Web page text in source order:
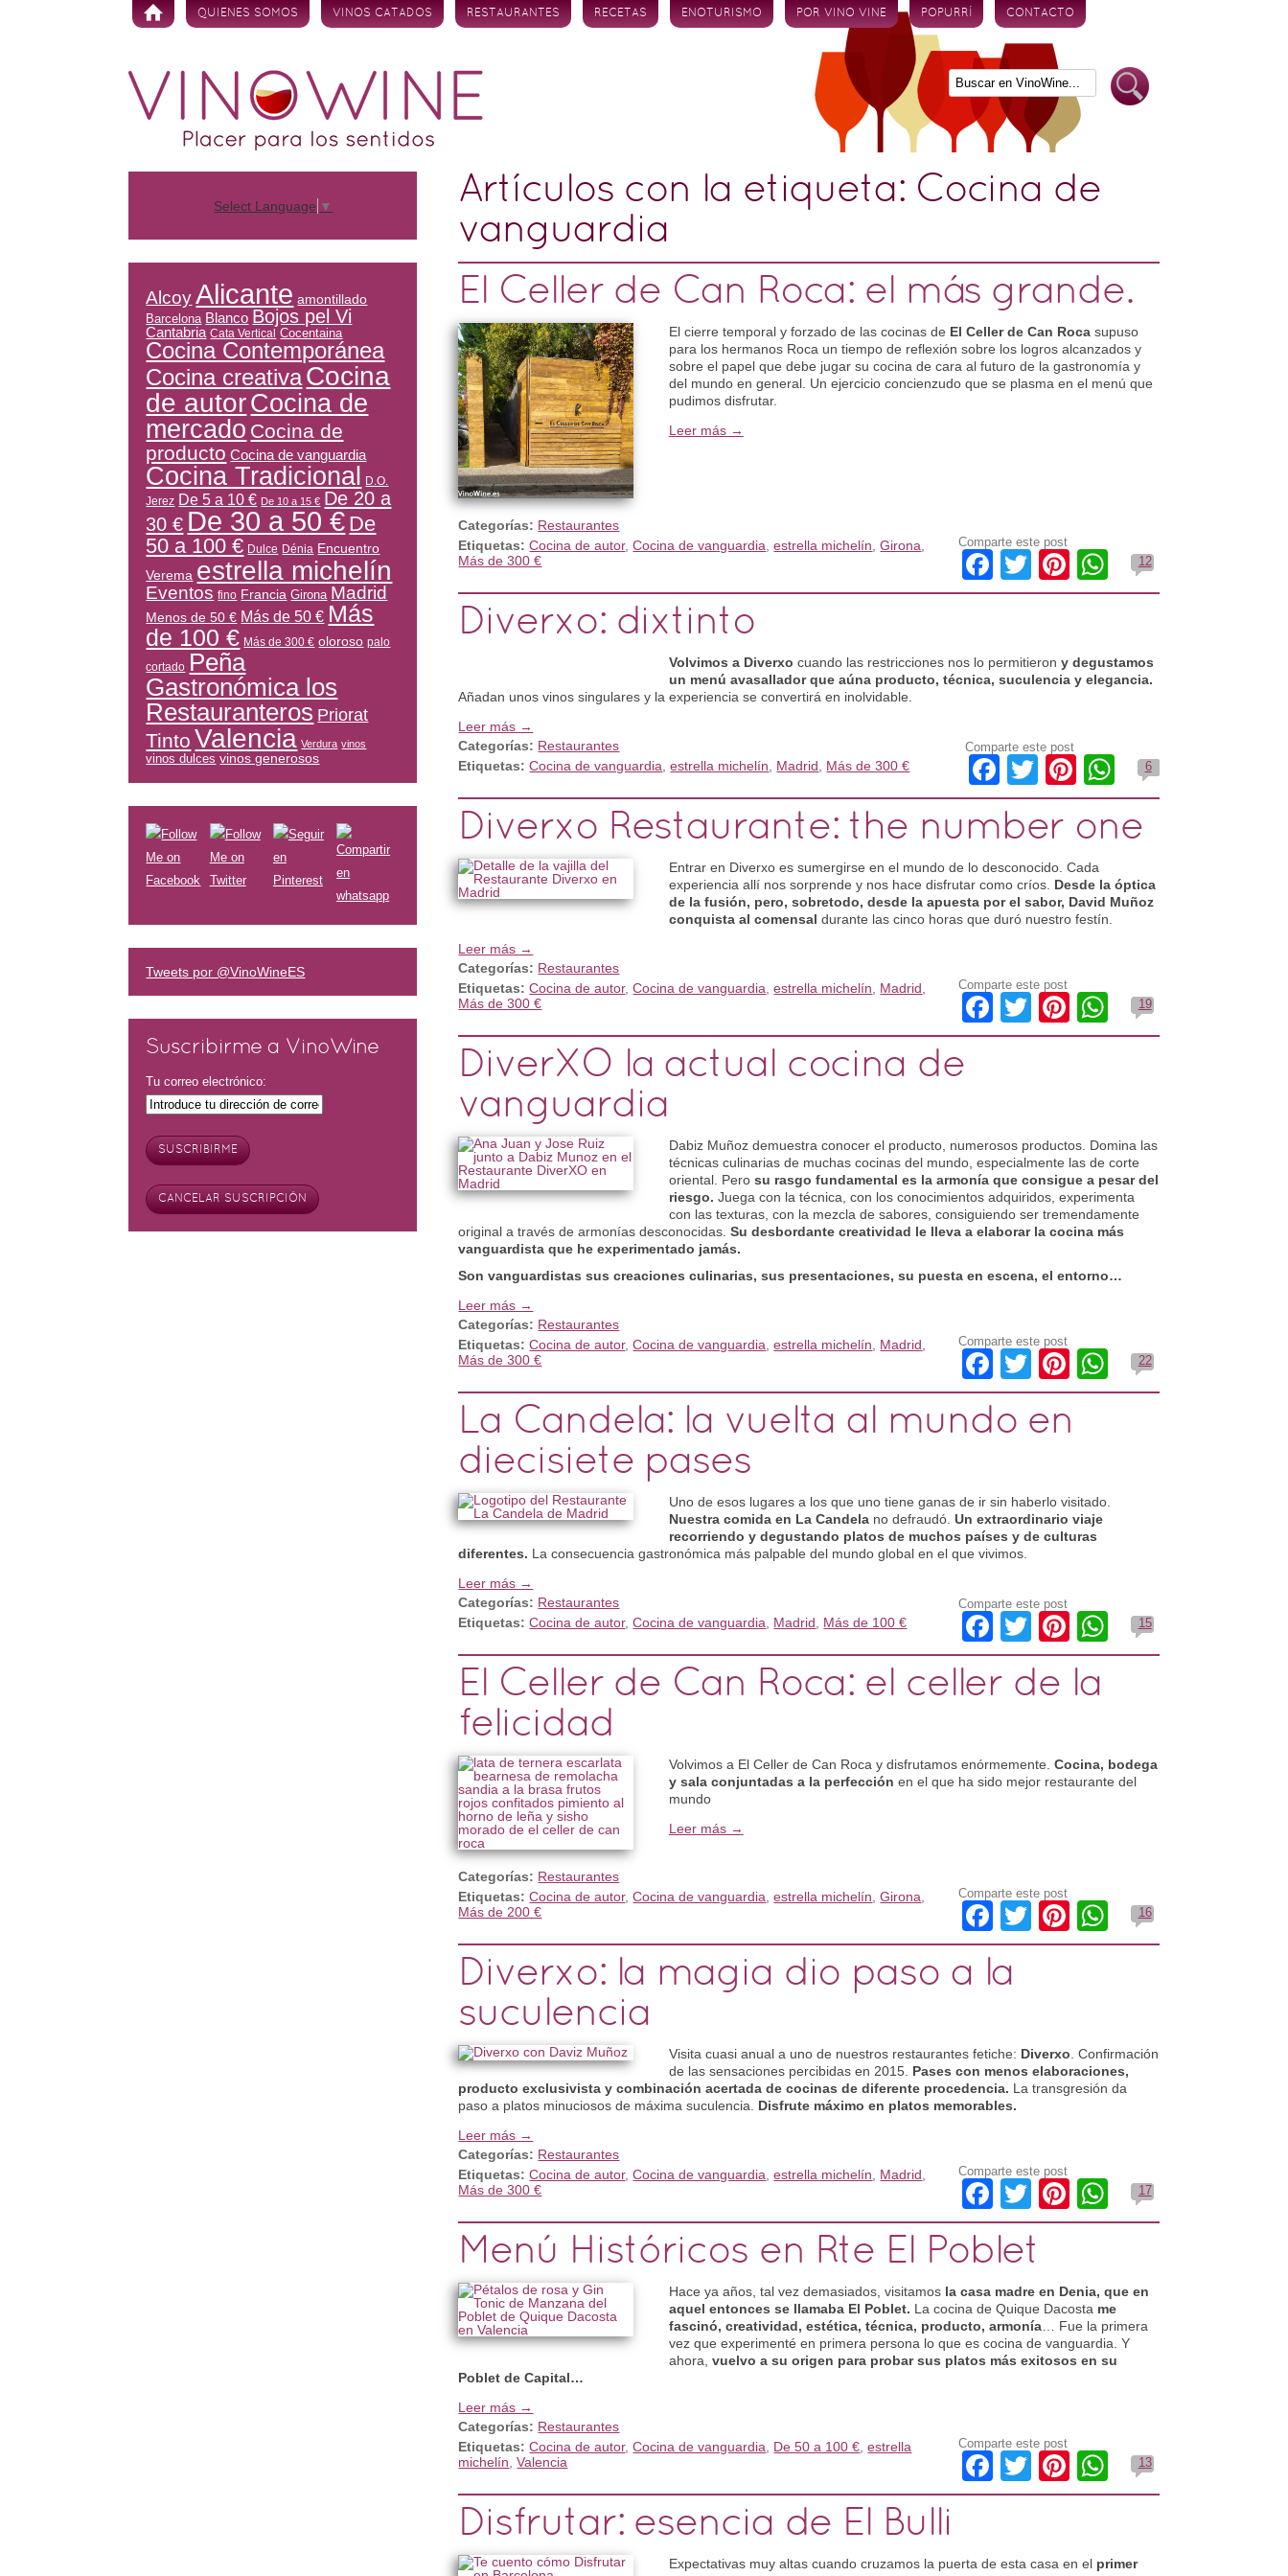
Skip to content
QUIENES SOMOS VINOS CATADOS RESTAURANTES RECETAS ENOTURISMO POR VINO VINE POPURRÍ CONTACTO
Artículos con la etiqueta: Cocina de
vanguardia
El Celler de Can Roca: el más grande.
El cierre temporal y forzado de las cocinas de El Celler de Can Rocasupuso
para los hermanos Roca un tiempo de reflexión sobre los logros alcanzados y
sobre el papel que debe jugar su cocina de cara al futuro de la gastronomía y
del mundo en general. Un ejercicio concienzudo que se plasma en el menú que
pudimos disfrutar.
Leer más →
Categorías: Restaurantes
Etiquetas: Cocina de autor,Cocina de vanguardia ,estrella michelín ,Girona
Más de 300 €
Comparte este post
Facebook
TwitterPinterest
WhatsApp
12
Diverxo: dixtinto
Volvimos a Diverxo cuando las restricciones nos lo permitieron y degustamos
un menú avasallador que aúna producto, técnica, suculencia y elegancia.
Añadan unos vinos singulares y la experiencia se convertirá en inolvidable.
Leer más →
Categorías: Restaurantes
Etiquetas: Cocina de vanguardia ,estrella michelín Madrid Más de 300 €
Comparte este post
Facebook
TwitterPinterest
WhatsApp
6
Diverxo Restaurante: the number one
Entrar en Diverxo es sumergirse en el mundo de lo desconocido. Cada
experiencia allí nos sorprende y nos hace disfrutar como críos. Desde la óptica
de la fusión, pero, sobretodo, desde la apuesta por el sabor, David Muñoz
conquista al comensal durante las cinco horas que duró nuestro festín.
Leer más →
Categorías: Restaurantes
Etiquetas: Cocina de autor,Cocina de vanguardia ,estrella michelín Madrid
Más de 300 €
Comparte este post
Facebook
TwitterPinterest
WhatsApp
19
DiverXO la actual cocina de
vanguardia
Dabiz Muñoz demuestra conocer el producto, numerosos productos. Domina las
técnicas culinarias de muchas cocinas del mundo, especialmente las de corte
oriental. Pero su rasgo fundamental es la armonía que consigue a pesar del
riesgo. Juega con la técnica, con los conocimientos adquiridos, experimenta
con las texturas, con la mezcla de sabores, consiguiendo ser tremendamente
original a través de armonías desconocidas.Su desbordante creatividad le lleva a elaborar la cocina más
vanguardista que he experimentado jamás.
Son vanguardistas sus creaciones culinarias, sus presentaciones, su puesta en escena, el entorno…
Leer más →
Categorías: Restaurantes
Etiquetas: Cocina de autor,Cocina de vanguardia ,estrella michelín Madrid
Más de 300 €
Comparte este post
Facebook
TwitterPinterest
WhatsApp
22
La Candela: la vuelta al mundo en
diecisiete pases
Uno de esos lugares a los que uno tiene ganas de ir sin haberlo visitado.
Nuestra comida en La Candelano defraudó. Un extraordinario viaje
recorriendo y degustando platos de muchos países y de culturas
diferentes. La consecuencia gastronómica más palpable del mundo global en el que vivimos.
Leer más →
Categorías: Restaurantes
Etiquetas: Cocina de autor,Cocina de vanguardia Madrid Más de 100 €
Comparte este post
Facebook
TwitterPinterest
WhatsApp
15
El Celler de Can Roca: el celler de la
felicidad
Volvimos a El Celler de Can Roca y disfrutamos enórmemente. Cocina, bodega
y sala conjuntadas a la perfección en el que ha sido mejor restaurante del
mundo
Leer más →
Categorías: Restaurantes
Etiquetas: Cocina de autor,Cocina de vanguardia ,estrella michelín ,Girona
Más de 200 €
Comparte este post
Facebook
TwitterPinterest
WhatsApp
16
Diverxo: la magia dio paso a la
suculencia
Visita cuasi anual a uno de nuestros restaurantes fetiche: Diverxo . Confirmación
de las sensaciones percibidas en 2015. Pases con menos elaboraciones,
producto exclusivista y combinación acertada de cocinas de diferente procedencia. La transgresión da
paso a platos minuciosos de máxima suculencia. Disfrute máximo en platos memorables.
Leer más →
Categorías: Restaurantes
Etiquetas: Cocina de autor,Cocina de vanguardia ,estrella michelín Madrid
Más de 300 €
Comparte este post
Facebook
TwitterPinterest
WhatsApp
17
Menú Históricos en Rte El Poblet
Hace ya años, tal vez demasiados, visitamosla casa madre en Denia, que en
aquel entonces se llamaba El Poblet. La cocina de Quique Dacosta me
fascinó, creatividad, estética, técnica, producto, armonía… Fue la primera
vez que experimenté en primera persona lo que es cocina de vanguardia. Y
ahora, vuelvo a su origen para probar sus platos más exitosos en su
Poblet de Capital…
Leer más →
Categorías: Restaurantes
Etiquetas: Cocina de autor,Cocina de vanguardia De 50 a 100 € ,estrella
michelín ,Valencia
Comparte este post
Facebook
TwitterPinterest
WhatsApp
13
Disfrutar: esencia de El Bulli
Expectativas muy altas cuando cruzamos la puerta de esta casa en elprimer
Select Language ▼
Alcoy Alicante amontillado
Barcelona Blanco Bojos pel Vi
Cantabria Cata Vertical Cocentaina
Cocina Contemporánea
Cocina creativaCocina
de autorCocina de
mercado Cocina de
producto Cocina de vanguardia
Cocina Tradicional
D.O.
Jerez De 5 a 10 € De 10 a 15 € De 20 a
30 € De 30 a 50 € De
50 a 100 € Dulce Dénia Encuentro
Verema estrella michelín
Eventos fino Francia Girona Madrid
Menos de 50 € Más de 50 € Más
de 100 € Más de 300 € oloroso palo
cortado Peña
Gastronómica los
Restauranteros Priorat
Tinto Valencia Verdura vinos
vinos dulces vinos generosos
Tweets por @VinoWineES
Suscribirme a VinoWine
Tu correo electrónico: